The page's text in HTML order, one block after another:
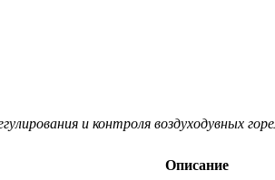
и контроля воздуходувных
Описание